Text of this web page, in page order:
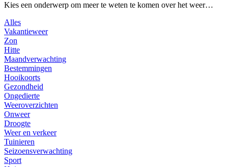
Kies een onderwerp om meer te weten te komen over het weer…
Alles
Vakantieweer
Zon
Hitte
Maandverwachting
Bestemmingen
Hooikoorts
Gezondheid
Ongedierte
Weeroverzichten
Onweer
Droogte
Weer en verkeer
Tuinieren
Seizoensverwachting
Sport